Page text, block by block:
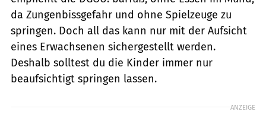
da Zungenbissgefahr und ohne Spielzeuge zu
springen. Doch all das kann nur mit der Aufsicht
eines Erwachsenen sichergestellt werden.
Deshalb solltest du die Kinder immer nur
beaufsichtigt springen lassen.
ANZEIGE